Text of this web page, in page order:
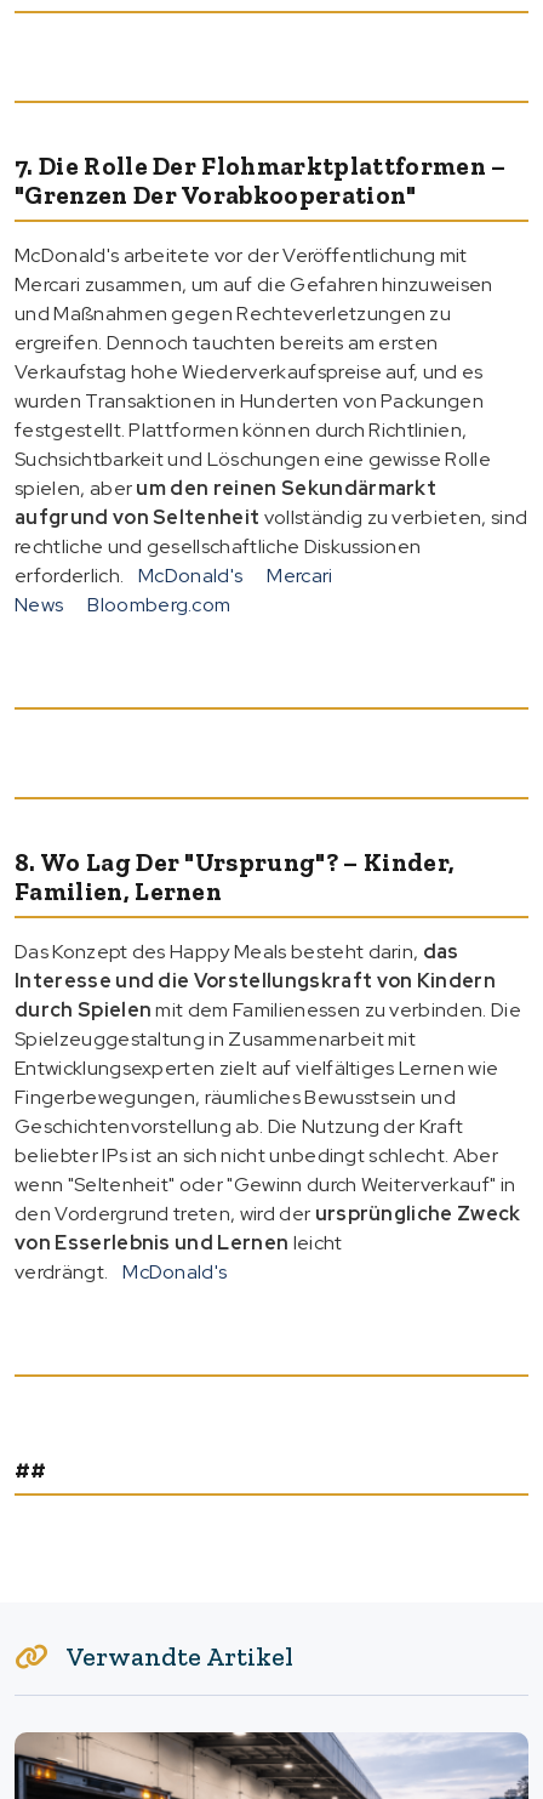
7. Die Rolle Der Flohmarktplattformen –
"Grenzen Der Vorabkooperation"
McDonald's arbeitete vor der Veröffentlichung mit
Mercari zusammen, um auf die Gefahren hinzuweisen
und Maßnahmen gegen Rechteverletzungen zu
ergreifen. Dennoch tauchten bereits am ersten
Verkaufstag hohe Wiederverkaufspreise auf, und es
wurden Transaktionen in Hunderten von Packungen
festgestellt. Plattformen können durch Richtlinien,
Suchsichtbarkeit und Löschungen eine gewisse Rolle
spielen, aberum den reinen Sekundärmarkt
aufgrund von Seltenheit vollständig zu verbieten, sind
rechtliche und gesellschaftliche Diskussionen
erforderlich.
McDonald's
Mercari
News
Bloomberg.com
8. Wo Lag Der "Ursprung"? – Kinder,
Familien, Lernen
Das Konzept des Happy Meals besteht darin, das
Interesse und die Vorstellungskraft von Kindern
durch Spielenmit dem Familienessen zu verbinden. Die
Spielzeuggestaltung in Zusammenarbeit mit
Entwicklungsexperten zielt auf vielfältiges Lernen wie
Fingerbewegungen, räumliches Bewusstsein und
Geschichtenvorstellung ab. Die Nutzung der Kraft
beliebter IPs ist an sich nicht unbedingt schlecht. Aber
wenn "Seltenheit" oder "Gewinn durch Weiterverkauf" in
den Vordergrund treten, wird der ursprüngliche Zweck
von Esserlebnis und Lernen leicht
verdrängt.
McDonald's
##
Verwandte Artikel